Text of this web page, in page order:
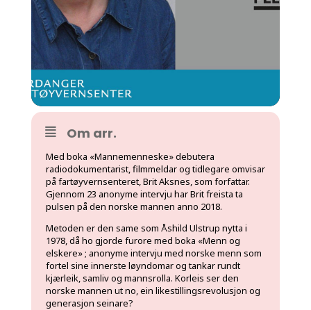
Om arr.
Med boka «Mannemenneske» debutera
radiodokumentarist, filmmeldar og tidlegare omvisar
på fartøyvernsenteret, Brit Aksnes, som forfattar.
Gjennom 23 anonyme intervju har Brit freista ta
pulsen på den norske mannen anno 2018.
Metoden er den same som Åshild Ulstrup nytta i
1978, då ho gjorde furore med boka «Menn og
elskere» ; anonyme intervju med norske menn som
fortel sine innerste løyndomar og tankar rundt
kjærleik, samliv og mannsrolla. Korleis ser den
norske mannen ut no, ein likestillingsrevolusjon og
generasjon seinare?